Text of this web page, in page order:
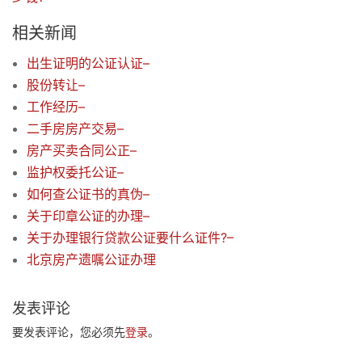
相关新闻
出生证明的公证认证–
股份转让–
工作经历–
二手房房产交易–
房产买卖合同公正–
监护权委托公证–
如何查公证书的真伪–
关于印章公证的办理–
关于办理银行贷款公证要什么证件?–
北京房产遗嘱公证办理
发表评论
要发表评论，您必须先登录。